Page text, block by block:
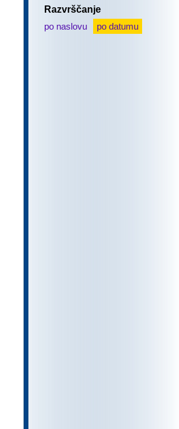
Razvrščanje
po naslovu
po datumu